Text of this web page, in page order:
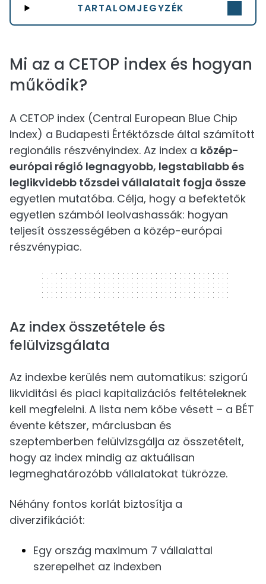
TARTALOMJEGYZÉK
Mi az a CETOP index és hogyan
működik?
A CETOP index (Central European Blue Chip
Index) a Budapesti Értéktőzsde által számított
regionális részvényindex. Az index a közép-
európai régió legnagyobb, legstabilabb és
leglikvidebb tőzsdei vállalatait fogja össze
egyetlen mutatóba. Célja, hogy a befektetők
egyetlen számból leolvashassák: hogyan
teljesít összességében a közép-európai
részvénypiac.
320 x 50
Az index összetétele és
felülvizsgálata
Az indexbe kerülés nem automatikus: szigorú
likviditási és piaci kapitalizációs feltételeknek
kell megfelelni. A lista nem kőbe vésett – a BÉT
évente kétszer, márciusban és
szeptemberben felülvizsgálja az összetételt,
hogy az index mindig az aktuálisan
legmeghatározóbb vállalatokat tükrözze.
Néhány fontos korlát biztosítja a
diverzifikációt:
Egy ország maximum 7 vállalattal
szerepelhet az indexben